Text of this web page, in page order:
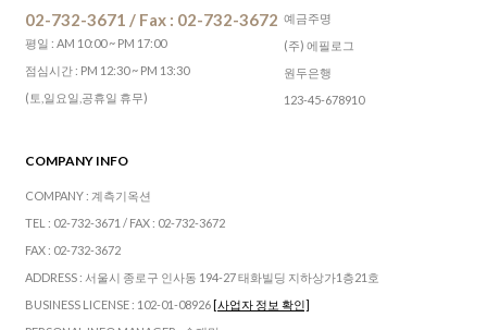
02-732-3671 / Fax : 02-732-3672
평일 : AM 10:00 ~ PM 17:00
점심시간 : PM 12:30 ~ PM 13:30
(토,일요일,공휴일 휴무)
예금주명
(주) 에필로그
원두은행
123-45-678910
COMPANY INFO
COMPANY : 계측기옥션
TEL : 02-732-3671 / FAX : 02-732-3672
FAX : 02-732-3672
ADDRESS : 서울시 종로구 인사동 194-27 태화빌딩 지하상가1층21호
BUSINESS LICENSE : 102-01-08926[사업자 정보 확인]